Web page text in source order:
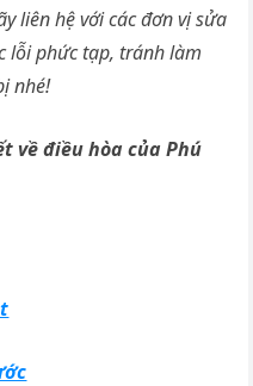
liên hệ với các đơn vị sửa
lỗi phức tạp, tránh làm
nhé!
về điều hòa của Phú